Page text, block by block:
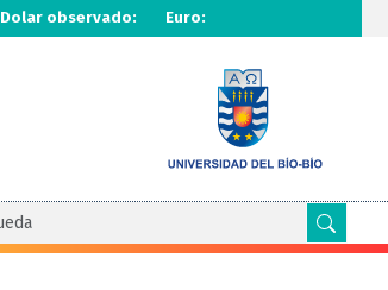
Dolar observado: Euro: